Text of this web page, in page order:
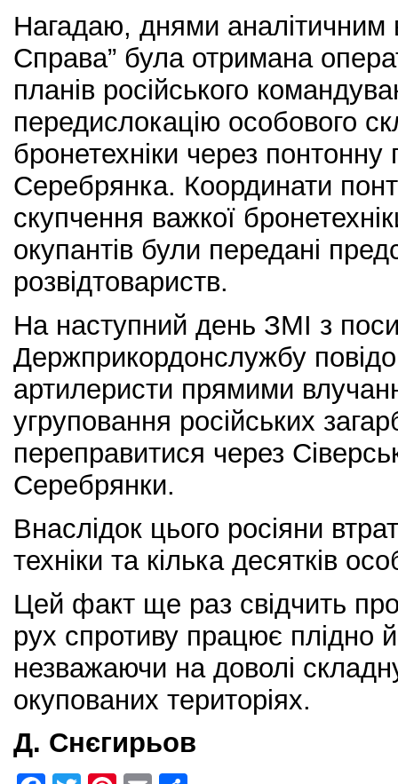
Нагадаю, днями аналітичним
Справа” була отримана
планів російського
передислокацію особового
бронетехніки через
Серебрянка. Координати
скупчення важкої
окупантів були передані
розвідтовариств.
На наступний день ЗМІ з
Держприкордонслужбу
артилеристи прямими
угруповання російських
переправитися через
Серебрянки.
Внаслідок цього росіяни
техніки та кілька десятків
Цей факт ще раз свідчить
рух спротиву працює плідно
незважаючи на доволі
окупованих територіях.
Д. Снєгирьов